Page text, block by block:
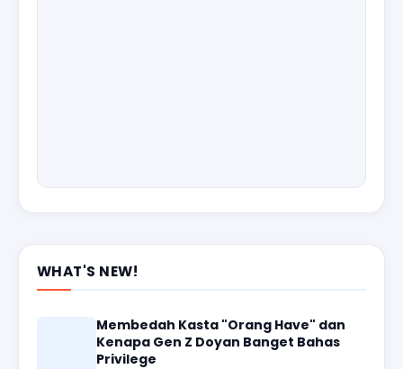
WHAT'S NEW!
Membedah Kasta "Orang Have" dan
Kenapa Gen Z Doyan Banget Bahas
Privilege